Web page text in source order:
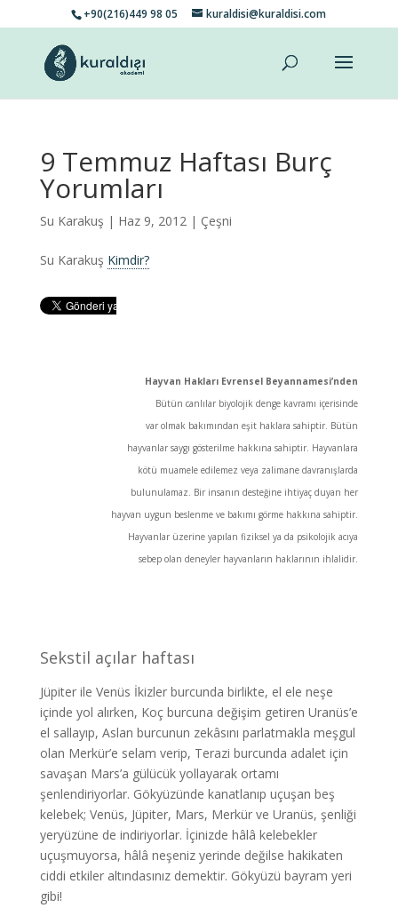
+90(216)449 98 05 kuraldisi@kuraldisi.com
9 Temmuz Haftası Burç
Yorumları
Su Karakuş | Haz 9, 2012 | Çeşni
Su Karakuş Kimdir?
Hayvan Hakları Evrensel Beyannamesi’nden
Bütün canlılar biyolojik denge kavramı içerisinde
var olmak bakımından eşit haklara sahiptir. Bütün
hayvanlar saygı gösterilme hakkına sahiptir. Hayvanlara
kötü muamele edilemez veya zalimane davranışlarda
bulunulamaz. Bir insanın desteğine ihtiyaç duyan her
hayvan uygun beslenme ve bakımı görme hakkına sahiptir.
Hayvanlar üzerine yapılan fiziksel ya da psikolojik acıya
sebep olan deneyler hayvanların haklarının ihlalidir.
Sekstil açılar haftası
Jüpiter ile Venüs İkizler burcunda birlikte, el ele neşe
içinde yol alırken, Koç burcuna değişim getiren Uranüs’e
el sallayıp, Aslan burcunun zekâsını parlatmakla meşgul
olan Merkür’e selam verip, Terazi burcunda adalet için
savaşan Mars’a gülücük yollayarak ortamı
şenlendiriyorlar. Gökyüzünde kanatlanıp uçuşan beş
kelebek; Venüs, Jüpiter, Mars, Merkür ve Uranüs, şenliği
yeryüzüne de indiriyorlar. İçinizde hâlâ kelebekler
uçuşmuyorsa, hâlâ neşeniz yerinde değilse hakikaten
ciddi etkiler altındasınız demektir. Gökyüzü bayram yeri
gibi!